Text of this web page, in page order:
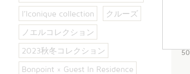
l’Iconique collection クルーズ
ノエルコレクション
2023秋冬コレクション
Bonpoint × Guest In Residence